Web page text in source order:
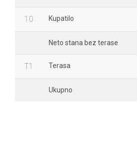
10 Kupatilo
Neto stana bez terase
T1 Terasa
Ukupno